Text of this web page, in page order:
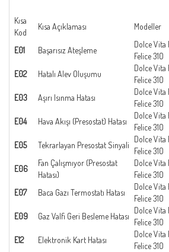
Kısa
Kod
Kısa Açıklaması Modeller
E01 Başarısız Ateşleme
Dolce Vita
Felice 310
E02
Hatalı Alev Oluşumu
Dolce Vita
Felice 310
E03
Aşırı Isınma Hatası
Dolce Vita
Felice 310
E04
Hava Akışı (Presostat) Hatası
Dolce Vita
Felice 310
E05
Tekrarlayan Presostat Sinyali
Dolce Vita
Felice 310
E06
Fan Çalışmıyor (Presostat
Hatası)
Dolce Vita
Felice 310
E07
Baca Gazı Termostatı Hatası
Dolce Vita
Felice 310
E09
Gaz Valfi Geri Besleme Hatası
Dolce Vita
Felice 310
E12
Elektronik Kart Hatası
Dolce Vita
Felice 310